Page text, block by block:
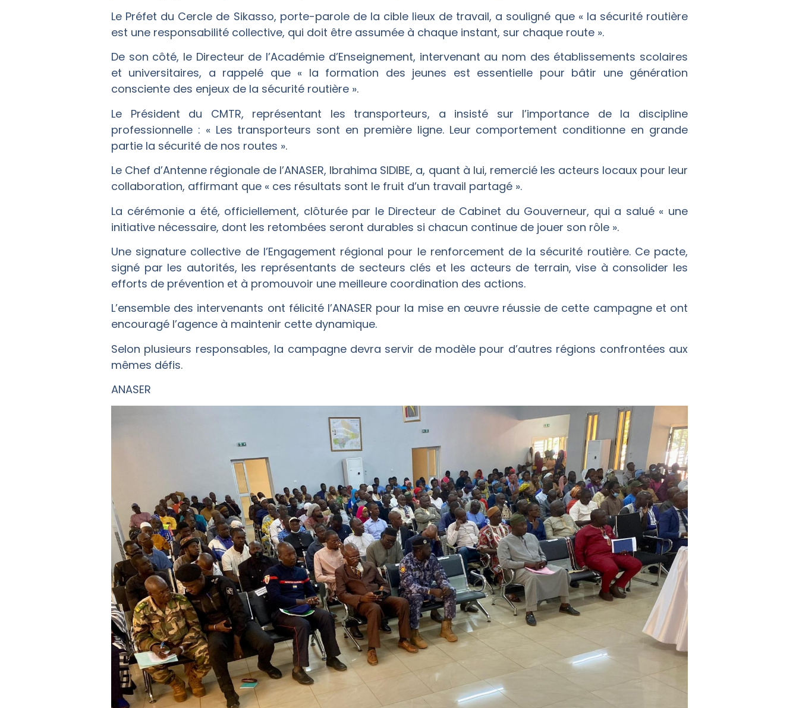
Le Préfet du Cercle de Sikasso, porte-parole de la cible lieux de travail, a souligné que « la sécurité routière
est une responsabilité collective, qui doit être assumée à chaque instant, sur chaque route ».
De son côté, le Directeur de l’Académie d’Enseignement, intervenant au nom des établissements scolaires
et universitaires, a rappelé que « la formation des jeunes est essentielle pour bâtir une génération
consciente des enjeux de la sécurité routière ».
Le Président du CMTR, représentant les transporteurs, a insisté sur l’importance de la discipline
professionnelle : « Les transporteurs sont en première ligne. Leur comportement conditionne en grande
partie la sécurité de nos routes ».
Le Chef d’Antenne régionale de l’ANASER, Ibrahima SIDIBE, a, quant à lui, remercié les acteurs locaux pour leur
collaboration, affirmant que « ces résultats sont le fruit d’un travail partagé ».
La cérémonie a été, officiellement, clôturée par le Directeur de Cabinet du Gouverneur, qui a salué « une
initiative nécessaire, dont les retombées seront durables si chacun continue de jouer son rôle ».
Une signature collective de l’Engagement régional pour le renforcement de la sécurité routière. Ce pacte,
signé par les autorités, les représentants de secteurs clés et les acteurs de terrain, vise à consolider les
efforts de prévention et à promouvoir une meilleure coordination des actions.
L’ensemble des intervenants ont félicité l’ANASER pour la mise en œuvre réussie de cette campagne et ont
encouragé l’agence à maintenir cette dynamique.
Selon plusieurs responsables, la campagne devra servir de modèle pour d’autres régions confrontées aux
mêmes défis.
ANASER